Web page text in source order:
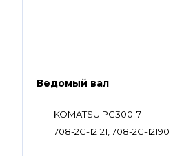
Ведомый вал
KOMATSU PC300-7
708-2G-12121, 708-2G-12190